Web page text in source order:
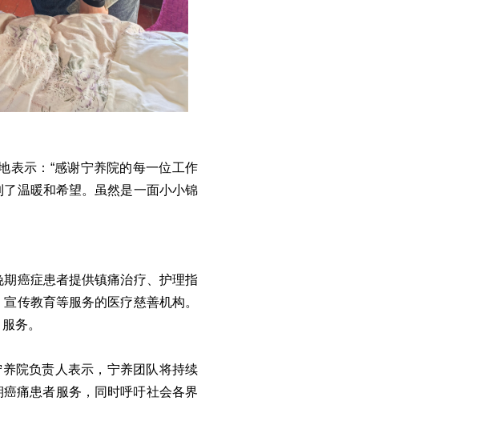
表示：“感谢宁养院的每一位工作
温暖和希望。虽然是一面小小锦
癌症患者提供镇痛治疗、护理指
传教育等服务的医疗慈善机构。
务。
院负责人表示，宁养团队将持续
痛患者服务，同时呼吁社会各界